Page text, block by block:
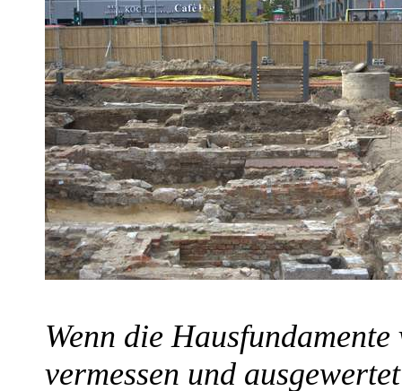
Wenn die
vermessen und